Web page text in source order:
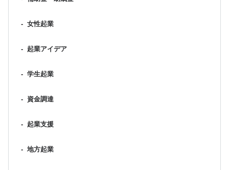
- 女性起業
- 起業アイデア
- 学生起業
- 資金調達
- 起業支援
- 地方起業